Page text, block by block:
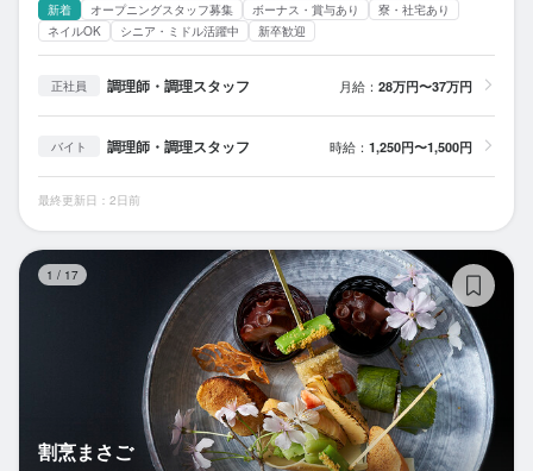
新着 オープニングスタッフ募集 ボーナス・賞与あり
寮・社宅あり
ネイルOK
シニア・ミドル活躍中 新卒歓迎
正社員 調理師・調理スタッフ 月給： 28万円〜37万円
バイト 調理師・調理スタッフ 時給： 1,250円〜1,500円
最終更新日：2日前
1 / 17
割烹まさご